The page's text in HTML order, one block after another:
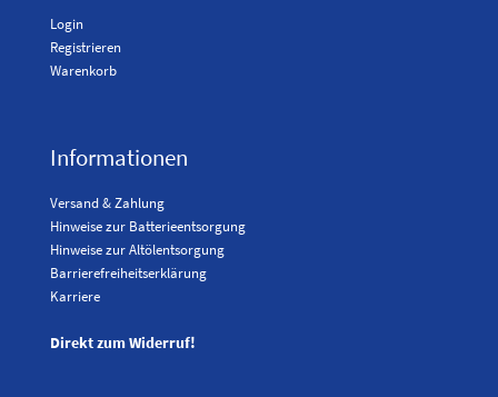
Login
Registrieren
Warenkorb
Informationen
Versand & Zahlung
Hinweise zur Batterieentsorgung
Hinweise zur Altölentsorgung
Barrierefreiheitserklärung
Karriere
Direkt zum Widerruf!